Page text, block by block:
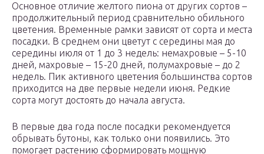
Основное отличие желтого пиона от других сортов –
продолжительный период сравнительно обильного
цветения. Временные рамки зависят от сорта и места
посадки. В среднем они цветут с середины мая до
середины июля от 1 до 3 недель: немахровые – 5-10
дней, махровые – 15-20 дней, полумахровые – до 2
недель. Пик активного цветения большинства сортов
приходится на две первые недели июня. Редкие
сорта могут достоять до начала августа.
В первые два года после посадки рекомендуется
обрывать бутоны, как только они появились. Это
помогает растению сформировать мощную